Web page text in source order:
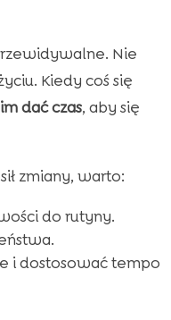
Nie
Kiedy coś się
dać czas, aby się
zmiany, warto:
do rutyny.
i dostosować tempo